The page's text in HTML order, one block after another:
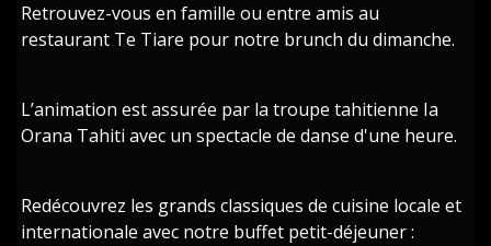
Retrouvez-vous en famille ou entre amis au
restaurant Te Tiare pour notre brunch du dimanche.
L’animation est assurée par la troupe tahitienne Ia
Orana Tahiti avec un spectacle de danse d'une heure.
Redécouvrez les grands classiques de cuisine locale et
internationale avec notre buffet petit-déjeuner :